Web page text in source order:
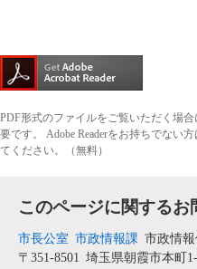
PDF形式のファイルをご覧いただく場合
要です。
Adobe Readerをお持ちでない
てください。（無料）
このページに関するお
市長公室 市政情報課 市政情
〒351-8501 埼玉県朝霞市本町